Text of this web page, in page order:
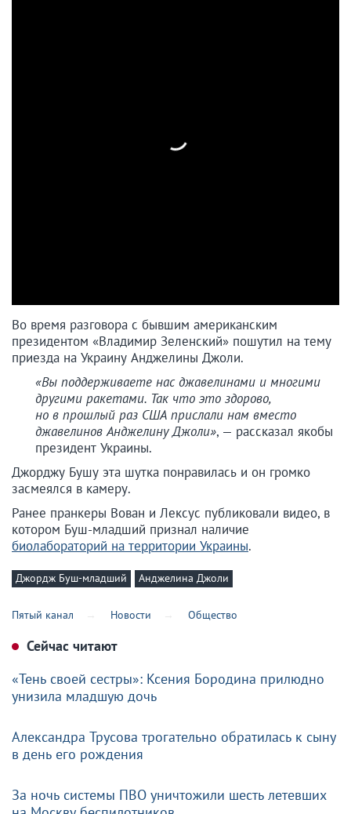
Во время разговора с бывшим американским
президентом «Владимир Зеленский» пошутил на тему
приезда на Украину Анджелины Джоли.
«Вы поддерживаете нас джавелинами и многими
другими ракетами. Так что это здорово,
но в прошлый раз США прислали нам вместо
джавелинов Анджелину Джоли», — рассказал якобы
президент Украины.
Джорджу Бушу эта шутка понравилась и он громко
засмеялся в камеру.
Ранее пранкеры Вован и Лексус публиковали видео, в
котором Буш-младший признал наличие
биолабораторий на территории Украины.
Джордж Буш-младший Анджелина Джоли
Пятый канал Новости Общество
Сейчас читают
«Тень своей сестры»: Ксения Бородина прилюдно
унизила младшую дочь
Александра Трусова трогательно обратилась к сыну
в день его рождения
За ночь системы ПВО уничтожили шесть летевших